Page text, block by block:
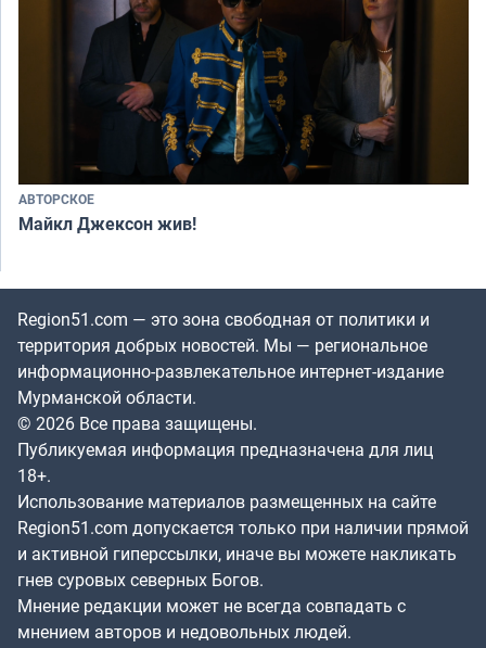
АВТОРСКОЕ
Майкл Джексон жив!
Region51.com — это зона свободная от политики и
территория добрых новостей. Мы — региональное
информационно-развлекательное интернет-издание
Мурманской области.
© 2026 Все права защищены.
Публикуемая информация предназначена для лиц
18+.
Использование материалов размещенных на сайте
Region51.com допускается только при наличии прямой
и активной гиперссылки, иначе вы можете накликать
гнев суровых северных Богов.
Мнение редакции может не всегда совпадать с
мнением авторов и недовольных людей.